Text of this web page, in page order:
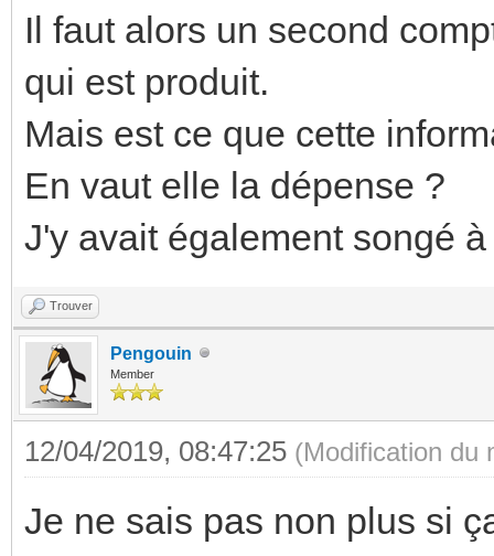
Il faut alors un second
qui est produit.
Mais est ce que cette
En vaut elle la dépense ?
J'y avait également songé
Trouver
Pengouin
Member
12/04/2019, 08:47:25 (Modification du
Je ne sais pas non plus si